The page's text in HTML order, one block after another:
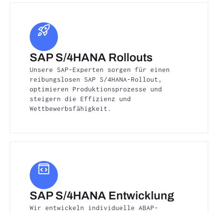
SAP S/4HANA Rollouts
Unsere SAP-Experten sorgen für einen
reibungslosen SAP S/4HANA-Rollout,
optimieren Produktionsprozesse und
steigern die Effizienz und
Wettbewerbsfähigkeit.
SAP S/4HANA Entwicklung
Wir entwickeln individuelle ABAP-